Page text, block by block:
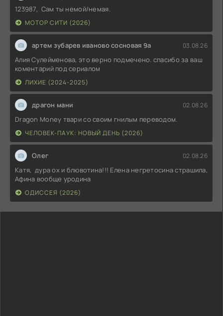
123987, Сам ты немой/немая.
МОТОР СИТИ (2026)
артем зубарев иваново сосновая 9а 03.08.26
Алия Сулейменова, это верно подмечено. спасибо за ваш
коментарий под сериалом
ЛИХИЕ (2024-2025)
драгон мани 02.08.26
Dragon Money твари со своим гнилым переводом.
ЧЕЛОВЕК-ПАУК: НОВЫЙ ДЕНЬ (2026)
Олег 02.08.26
Катя, дура ох и блювотина!!! Елена негретосина страшила,
Афина вообще уродина
ОДИССЕЯ (2026)